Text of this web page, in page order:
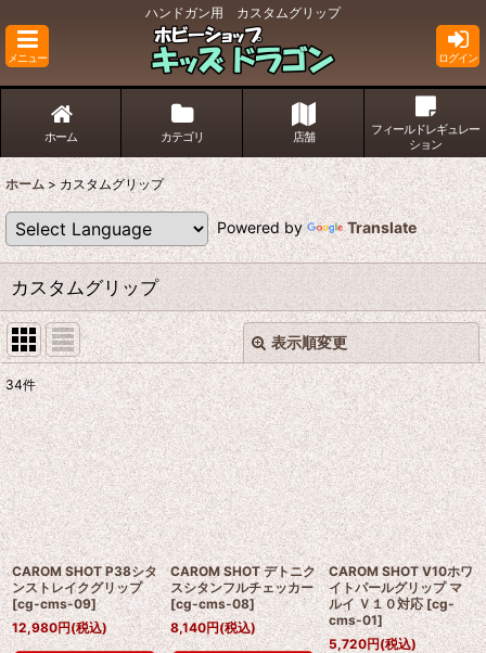
ハンドガン用 カスタムグリップ
メニュー ログイン
ホーム カテゴリ 店舗
フィールドレギュレー
ション
ホーム > カスタムグリップ
Powered by Translate
カスタムグリップ
表示順変更
サブカテゴリ:
表示数:
並び順:
絞り込む
閉じる
34件
CAROM SHOT P38シタ
ンストレイクグリップ
[cg-cms-09]
12,980円(税込)
CAROM SHOT デトニク
スシタンフルチェッカー
[cg-cms-08]
8,140円(税込)
CAROM SHOT V10ホワ
イトパールグリップ マ
ルイ Ｖ１０対応 [cg-
cms-01]
5,720円(税込)